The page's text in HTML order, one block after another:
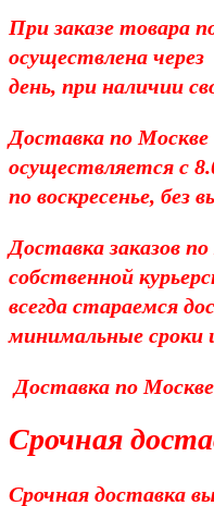
При заказе товара
осуществлена
день, при наличии
Доставка по
осуществляется с
по воскресенье, без
Доставка заказов
собственной
всегда стараемся
минимальные сроки
Доставка по
Срочная
Срочная доставка